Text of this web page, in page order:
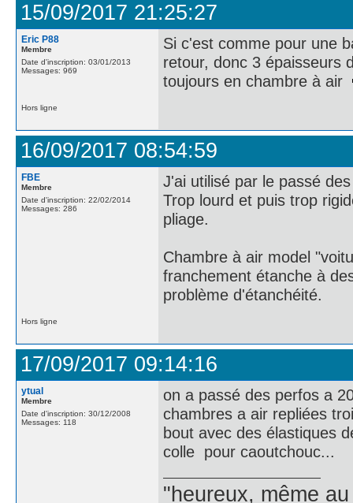
15/09/2017 21:25:27
Eric P88
Membre
Date d'inscription: 03/01/2013
Messages: 969
Si c'est comme pour une
retour, donc 3 épaisseurs
toujours en chambre à air
Hors ligne
16/09/2017 08:54:59
FBE
Membre
Date d'inscription: 22/02/2014
Messages: 286
J'ai utilisé par le passé
Trop lourd et puis trop
pliage.
Chambre à air model
franchement étanche à
problème d'étanchéité.
Hors ligne
17/09/2017 09:14:16
ytual
Membre
Date d'inscription: 30/12/2008
Messages: 118
on a passé des perfos a
chambres a air repliées
bout avec des élastiques
colle pour caoutchouc...
"heureux, même